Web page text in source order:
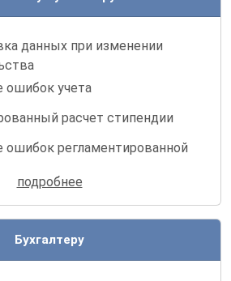
данных при изменении
ошибок учета
расчет стипендии
ошибок регламентированной
и начисление стипендии в
подробнее
Бухгалтеру